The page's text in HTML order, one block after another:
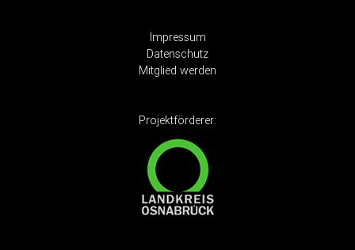
Impressum
Datenschutz
Mitglied werden
Projektförderer: